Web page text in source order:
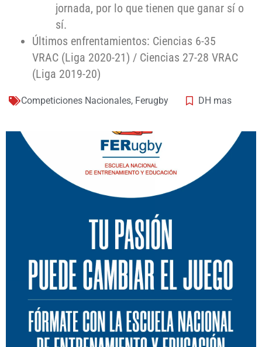
jornada, por lo que tienen que ganar sí o
sí.
Últimos enfrentamientos: Ciencias 6-35
VRAC (Liga 2020-21) / Ciencias 27-28 VRAC
(Liga 2019-20)
Competiciones Nacionales, Ferugby DH mas